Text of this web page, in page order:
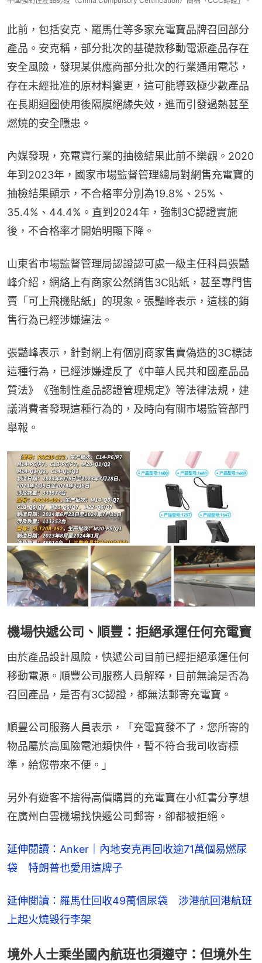
此前，包括安克、羅馬仕等多家充電寶品牌召回部分
產品。安克稱，部分批次的基礎款移動電源產品存在
安全風險，發現某供應商部分批次的行業通用電芯，
存在未經批准的原材料變更，這可能導致極少數產品
在長期迴圈使用後隔膜絕緣失效，進而引發過熱甚至
燃燒的安全隱患。
內媒發現，充電寶行業的抽檢結果此前不樂觀。2020
年到2023年，國家市場監督管理總局對網售充電寶的
抽檢結果顯示，不合格率分別為19.8%、25%、
35.4%、44.4%。直到2024年，強制3C認證實施
後，不合格率才開始明顯下降。
山東省市場監督管理局認證認可處一級主任科員張豔
峰介紹，網絡上有商家公然銷售3C貼紙，甚至專門售
賣「可上飛機貼紙」的現象。張豔峰表示，這樣的銷
售行為已經涉嫌違法。
張豔峰表示，針對網上有個別商家售賣偽造的3C標誌
這種行為，已經涉嫌違反了《中華人民共和國產品品
質法》《強制性產品認證管理規定》等法律法規，建
議消費者發現這種行為的，及時向有關市場監管部門
舉報。
機場快遞公司、順豐：拒絕承運任何充電寶
由於產品設計風險，快遞公司目前已經拒絕承運任何
移動電源。順豐公司服務人員解釋，目前無論是否為
召回產品，是否有3C認證，都無法郵寄充電寶。
順豐公司服務人員表示，「充電寶發不了，您所寄的
物品屬於高風險電池類快件，暫不符合我司收寄標
準，給您帶來不便。」
另外有遊客不捨得高價購買的充電寶在小紅書分享想
在廣州白雲機場找快遞公司郵寄，卻都被拒絕。
延伸閱讀：Anker｜內地安克再回收逾71萬個易燃尿
袋　特朗普也愛用這牌子
延伸閱讀：羅馬仕回收49萬個尿袋　涉港航回港航班
上起火燒毀行李架
境外人士乘坐國內航班也須遵守：但境外生